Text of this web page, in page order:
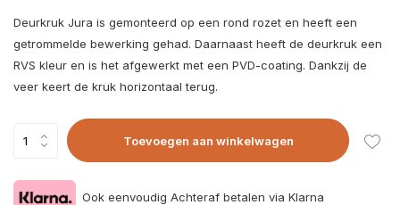
Deurkruk Jura is gemonteerd op een rond rozet en heeft een
getrommelde bewerking gehad. Daarnaast heeft de deurkruk een
RVS kleur en is het afgewerkt met een PVD-coating. Dankzij de
veer keert de kruk horizontaal terug.
Toevoegen aan winkelwagen
Ook eenvoudig Achteraf betalen via Klarna